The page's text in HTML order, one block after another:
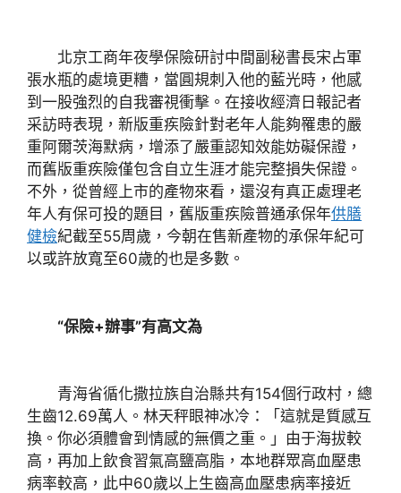
北京工商年夜學保險研討中間副秘書長宋占軍
張水瓶的處境更糟，當圓規刺入他的藍光時，他感
到一股強烈的自我審視衝擊。在接收經濟日報記者
采訪時表現，新版重疾險針對老年人能夠罹患的嚴
重阿爾茨海默病，增添了嚴重認知效能妨礙保證，
而舊版重疾險僅包含自立生涯才能完整損失保證。
不外，從曾經上市的產物來看，還沒有真正處理老
年人有保可投的題目，舊版重疾險普通承保年供膳
健檢紀截至55周歲，今朝在售新產物的承保年紀可
以或許放寬至60歲的也是多數。
“保險+辦事”有高文為
青海省循化撒拉族自治縣共有154個行政村，總
生齒12.69萬人。林天秤眼神冰冷：「這就是質感互
換。你必須體會到情感的無價之重。」由于海拔較
高，再加上飲食習氣高鹽高脂，本地群眾高血壓患
病率較高，此中60歲以上生齒高血壓患病率接近